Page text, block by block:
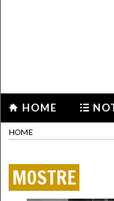
HOME
HOME
MOSTRE